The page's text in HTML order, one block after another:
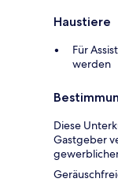
Haustiere
Für
werden
Diese
Gastgeber